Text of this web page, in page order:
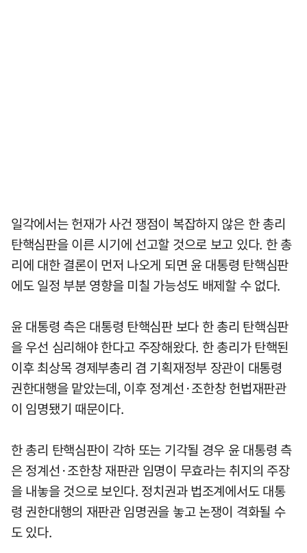
일각에서는 헌재가 사건 쟁점이 복잡하지 않은 한 총리
탄핵심판을 이른 시기에 선고할 것으로 보고 있다. 한 총
리에 대한 결론이 먼저 나오게 되면 윤 대통령 탄핵심판
에도 일정 부분 영향을 미칠 가능성도 배제할 수 없다.
윤 대통령 측은 대통령 탄핵심판 보다 한 총리 탄핵심판
을 우선 심리해야 한다고 주장해왔다. 한 총리가 탄핵된
이후 최상목 경제부총리 겸 기획재정부 장관이 대통령
권한대행을 맡았는데, 이후 정계선·조한창 헌법재판관
이 임명됐기 때문이다.
한 총리 탄핵심판이 각하 또는 기각될 경우 윤 대통령 측
은 정계선·조한창 재판관 임명이 무효라는 취지의 주장
을 내놓을 것으로 보인다. 정치권과 법조계에서도 대통
령 권한대행의 재판관 임명권을 놓고 논쟁이 격화될 수
도 있다.